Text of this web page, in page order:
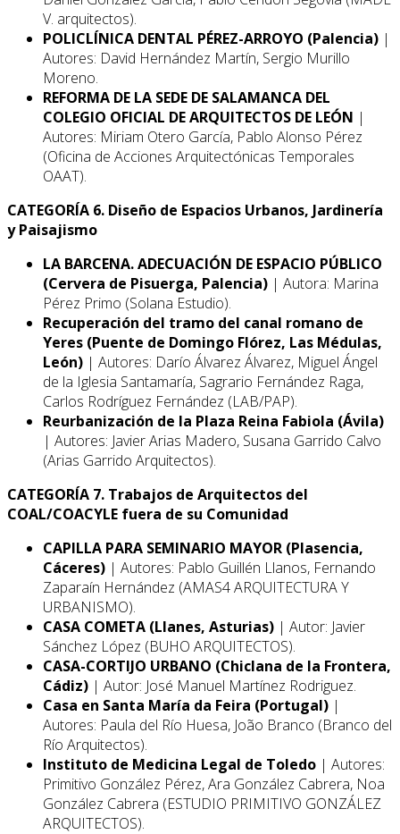
V. arquitectos).
POLICLÍNICA DENTAL PÉREZ-ARROYO (Palencia) |
Autores: David Hernández Martín, Sergio Murillo
Moreno.
REFORMA DE LA SEDE DE SALAMANCA DEL
COLEGIO OFICIAL DE ARQUITECTOS DE LEÓN |
Autores: Miriam Otero García, Pablo Alonso Pérez
(Oficina de Acciones Arquitectónicas Temporales
OAAT).
CATEGORÍA 6. Diseño de Espacios Urbanos, Jardinería
y Paisajismo
LA BARCENA. ADECUACIÓN DE ESPACIO PÚBLICO
(Cervera de Pisuerga, Palencia) | Autora: Marina
Pérez Primo (Solana Estudio).
Recuperación del tramo del canal romano de
Yeres (Puente de Domingo Flórez, Las Médulas,
León) | Autores: Darío Álvarez Álvarez, Miguel Ángel
de la Iglesia Santamaría, Sagrario Fernández Raga,
Carlos Rodríguez Fernández (LAB/PAP).
Reurbanización de la Plaza Reina Fabiola (Ávila)
| Autores: Javier Arias Madero, Susana Garrido Calvo
(Arias Garrido Arquitectos).
CATEGORÍA 7. Trabajos de Arquitectos del
COAL/COACYLE fuera de su Comunidad
CAPILLA PARA SEMINARIO MAYOR (Plasencia,
Cáceres) | Autores: Pablo Guillén Llanos, Fernando
Zaparaín Hernández (AMAS4 ARQUITECTURA Y
URBANISMO).
CASA COMETA (Llanes, Asturias) | Autor: Javier
Sánchez López (BUHO ARQUITECTOS).
CASA-CORTIJO URBANO (Chiclana de la Frontera,
Cádiz) | Autor: José Manuel Martínez Rodriguez.
Casa en Santa María da Feira (Portugal) |
Autores: Paula del Río Huesa, João Branco (Branco del
Río Arquitectos).
Instituto de Medicina Legal de Toledo | Autores:
Primitivo González Pérez, Ara González Cabrera, Noa
González Cabrera (ESTUDIO PRIMITIVO GONZÁLEZ
ARQUITECTOS).